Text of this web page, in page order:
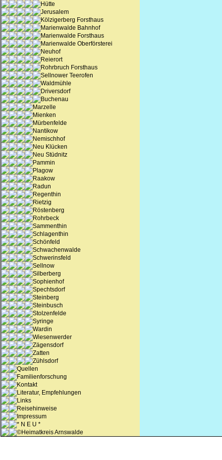
Hütte
Jerusalem
Kölzigerberg Forsthaus
Marienwalde Bahnhof
Marienwalde Forsthaus
Marienwalde Oberförsterei
Neuhof
Reierort
Rohrbruch Forsthaus
Sellnower Teerofen
Waldmühle
Driversdorf
Buchenau
Marzelle
Mienken
Mürbenfelde
Nantikow
Nemischhof
Neu Klücken
Neu Stüdnitz
Pammin
Plagow
Raakow
Radun
Regenthin
Rietzig
Röstenberg
Rohrbeck
Sammenthin
Schlagenthin
Schönfeld
Schwachenwalde
Schwerinsfeld
Sellnow
Silberberg
Sophienhof
Spechtsdorf
Steinberg
Steinbusch
Stolzenfelde
Syringe
Wardin
Wiesenwerder
Zägensdorf
Zatten
Zühlsdorf
Quellen
Familienforschung
Kontakt
Literatur, Empfehlungen
Links
Reisehinweise
Impressum
* N E U *
©Heimatkreis Arnswalde